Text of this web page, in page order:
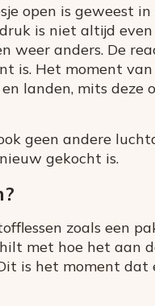
open is geweest
is niet altijd even
weer anders. De
is. Het moment van
landen, mits deze
geen andere
gekocht is.
zoals een
met hoe het aan
is het moment dat